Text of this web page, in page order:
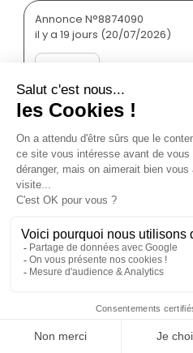
Annonce N°8874090
il y a 19 jours (20/07/2026)
Conseiller
Rennes 35000
Temps plein
Annonce N°8872563
il y a 18 jours (20/07/2026)
Chargé de
en